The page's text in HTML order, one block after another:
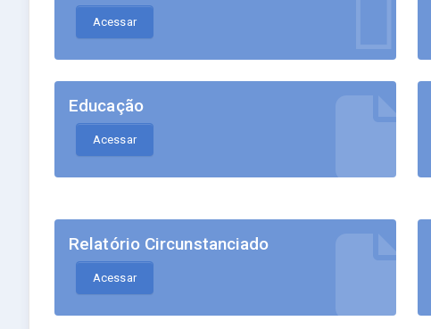
Acessar
Educação
Acessar
Relatório Circunstanciado
Acessar